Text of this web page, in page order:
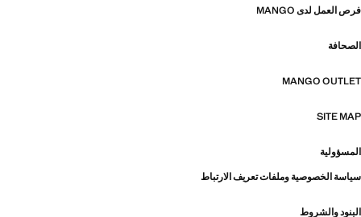
فرص العمل لدى MANGO
الصحافة
MANGO OUTLET
SITE MAP
المسؤولية
سياسة الخصوصية وملفات تعريف الارتباط
البنود والشروط